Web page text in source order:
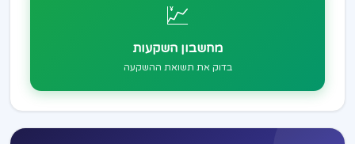
💹
מחשבון השקעות
בדוק את תשואת ההשקעה